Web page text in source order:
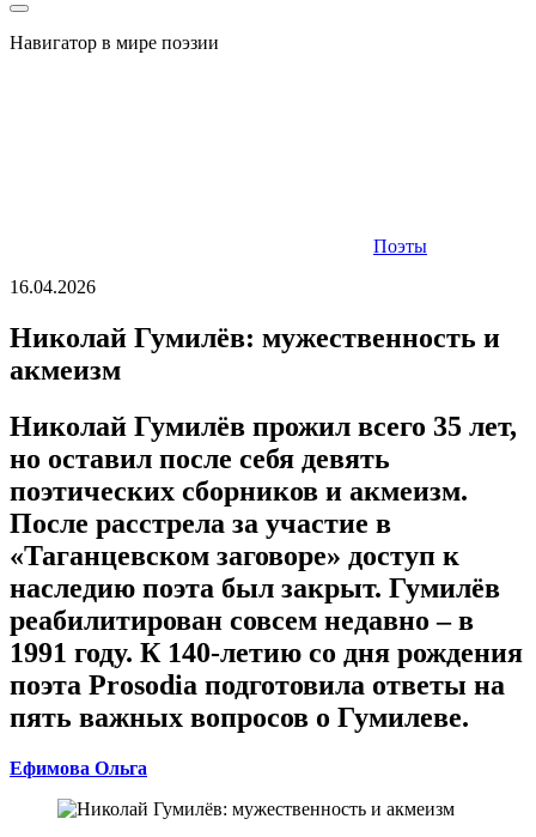
Навигатор в мире поэзии
Поэты
16.04.2026
Николай Гумилёв: мужественность и
акмеизм
Николай Гумилёв прожил всего 35 лет,
но оставил после себя девять
поэтических сборников и акмеизм.
После расстрела за участие в
«Таганцевском заговоре» доступ к
наследию поэта был закрыт. Гумилёв
реабилитирован совсем недавно – в
1991 году. К 140-летию со дня рождения
поэта Prosodia подготовила ответы на
пять важных вопросов о Гумилеве.
Ефимова Ольга